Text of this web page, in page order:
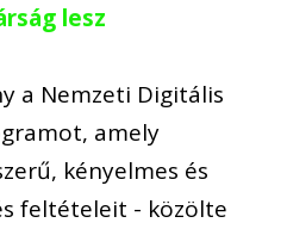
lesz
a Nemzeti Digitális
amely
kényelmes és
feltételeit - közölte